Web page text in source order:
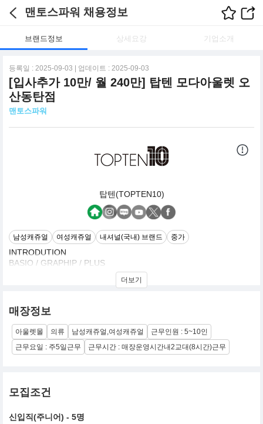
맨토스파워 채용정보
브랜드정보 상세요강 기업소개
등록일 : 2025-09-03 | 업데이트 : 2025-09-03
[입사추가 10만/ 월 240만] 탑텐 모다아울렛 오
산동탄점
맨토스파워
탑텐(TOPTEN10)
남성캐쥬얼 여성캐쥬얼 내셔널(국내) 브랜드 중가
INTRODUTION
BASIO / GRAPHIP / PLUS
베이직한 디자인과 다양한 컬러감으로 이루어진 베이직 라인
유니크한 감성의 그래픽 티셔츠 라인
TAGGET
NON-AGE CASUAL
더보기
매장정보
아울렛몰 의류 남성캐쥬얼,여성캐쥬얼
근무인원 : 5~10인
근무요일 : 주5일근무
근무시간 : 매장운영시간내2교대(8시간)근무
모집조건
신입직(주니어) - 5명